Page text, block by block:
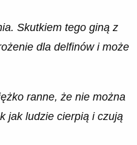
Skutkiem tego giną z
dla delfinów i może
ranne, że nie można
jak ludzie cierpią i czują